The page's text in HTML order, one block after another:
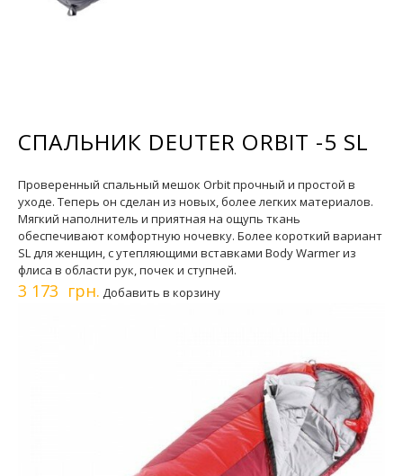
СПАЛЬНИК DEUTER ORBIT -5 SL
Проверенный спальный мешок Orbit прочный и простой в
уходе. Теперь он сделан из новых, более легких материалов.
Мягкий наполнитель и приятная на ощупь ткань
обеспечивают комфортную ночевку. Более короткий вариант
SL для женщин, с утепляющими вставками Body Warmer из
флиса в области рук, почек и ступней.
3 173 грн. Добавить в корзину